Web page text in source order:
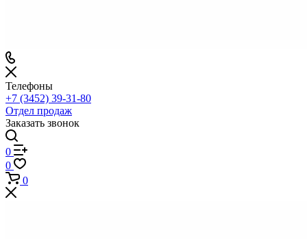
Телефоны
+7 (3452) 39-31-80
Отдел продаж
Заказать звонок
0
0
0